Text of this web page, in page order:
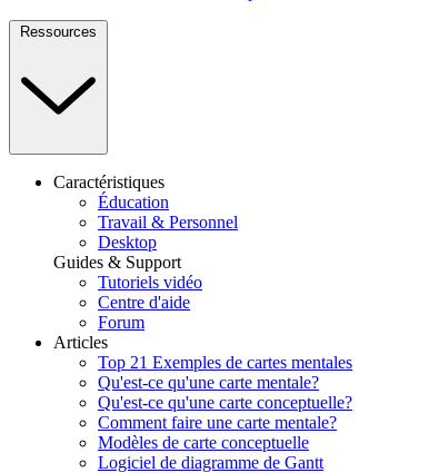
Ressources
Caractéristiques
Éducation
Travail & Personnel
Desktop
Guides & Support
Tutoriels vidéo
Centre d'aide
Forum
Articles
Top 21 Exemples de cartes mentales
Qu'est-ce qu'une carte mentale?
Qu'est-ce qu'une carte conceptuelle?
Comment faire une carte mentale?
Modèles de carte conceptuelle
Logiciel de diagramme de Gantt